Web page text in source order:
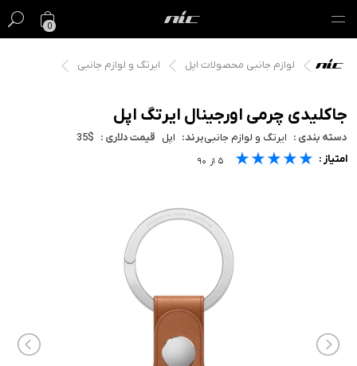
0
گیفت کارت
فروش ویژه
مک
لوازم جانبی محصولات اپل ایرتگ و لوازم جانبی
جاکلیدی چرمی اورجینال ایرتگ اپل
دسته بندی : ایرتگ و لوازم جانبیبرند: اپل قیمت دلاری : 35$
امتیاز : ★★★★★
★★★★★
★★★★★ ۵ از ۹۰